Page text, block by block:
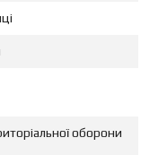
оборони